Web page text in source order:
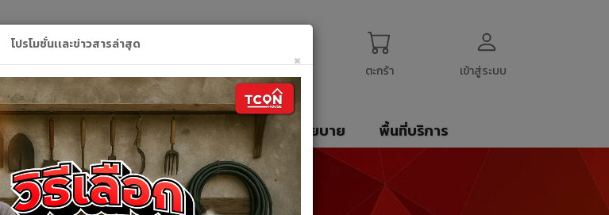
เข้าสู่ระบบ
ตะกร้า
คูปอง บริการของเรา ติดต่อเรา นโยบาย พื้นที่บริการ
รายละเอียดสินค้า
โปรโมชั่นเเละข่าวสารล่าสุด
×